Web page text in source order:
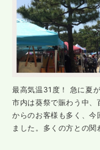
最高気温31度！ 急に夏
市内は葵祭で賑わう中
からのお客様も多く、
ました。多くの方との関